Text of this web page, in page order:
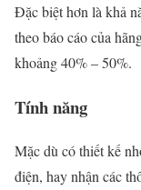
Đặc biệt hơn là khả
theo báo cáo của
khoảng 40% – 50%.
Tính năng
Mặc dù có thiết kế
điện, hay nhận các